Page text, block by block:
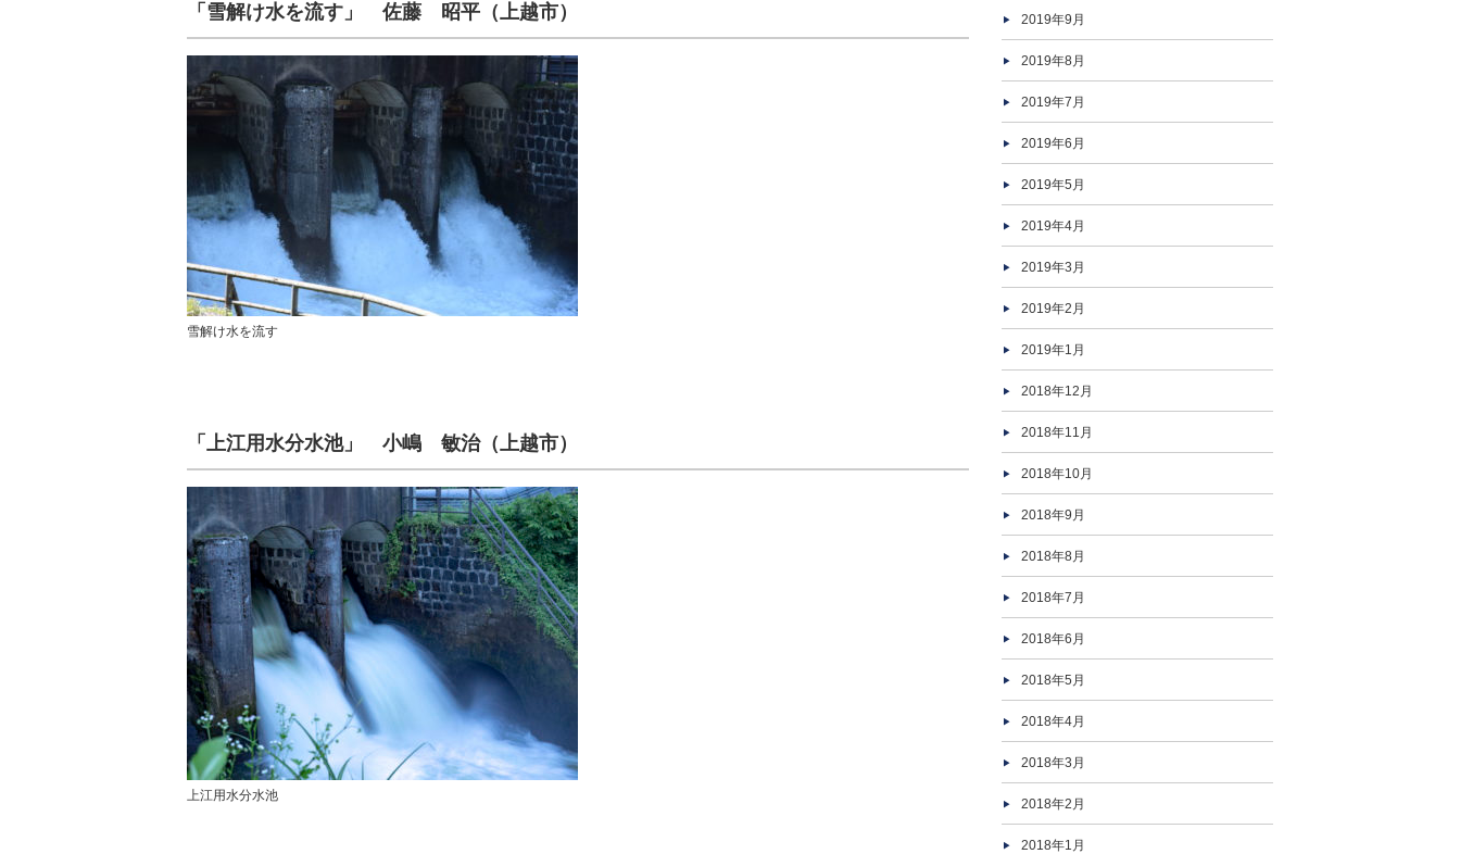
「雪解け水を流す」 佐藤 昭平（上越市）
雪解け水を流す
「上江用水分水池」 小嶋 敏治（上越市）
上江用水分水池
2019年9月
2019年8月
2019年7月
2019年6月
2019年5月
2019年4月
2019年3月
2019年2月
2019年1月
2018年12月
2018年11月
2018年10月
2018年9月
2018年8月
2018年7月
2018年6月
2018年5月
2018年4月
2018年3月
2018年2月
2018年1月